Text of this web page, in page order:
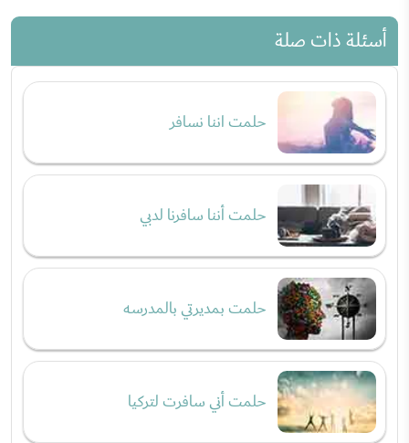
أسئلة ذات صلة
حلمت اننا نسافر
حلمت أننا سافرنا لدبي
حلمت بمديرتي بالمدرسه
حلمت أني سافرت لتركيا